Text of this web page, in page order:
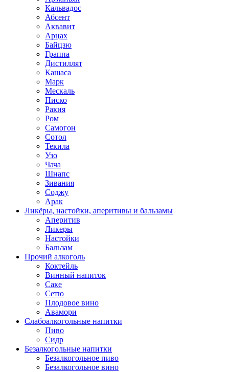
Кальвадос
Абсент
Аквавит
Арцах
Байцзю
Граппа
Дистиллят
Кашаса
Марк
Мескаль
Писко
Ракия
Ром
Самогон
Сотол
Текила
Узо
Чача
Шнапс
Зивания
Соджу
Арак
Ликёры, настойки, аперитивы и бальзамы
Аперитив
Ликеры
Настойки
Бальзам
Прочий алкоголь
Коктейль
Винный напиток
Саке
Сетю
Плодовое вино
Авамори
Слабоалкогольные напитки
Пиво
Сидр
Безалкогольные напитки
Безалкогольное пиво
Безалкогольное вино